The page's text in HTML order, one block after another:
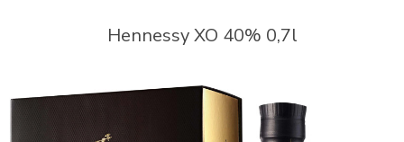
Hennessy XO 40% 0,7l